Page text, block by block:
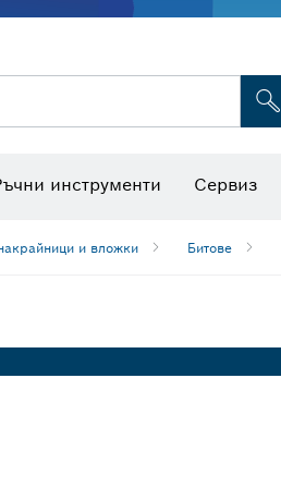
инструменти Сервиз
и вложки Битове